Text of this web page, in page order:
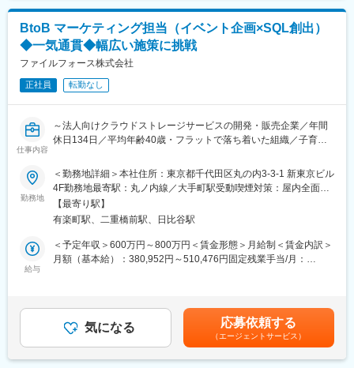
プログラミング専用パソコン「IchigoJam」
オープンデータ活用プラットフォーム「odp」
変更の範囲：会社の定める業務
・「妖怪ウォッチ」をはじめとして、「レイトン」「イナズマイ
レブン」「ダンボール戦機」「二ノ国」「ファンタジーライフ」
「スナックワールド」等のゲームソフトの企画／制作／販売およ
び、そこから生まれる様々なエンターテインメントビジネスを手
掛ける同社。それらのプロモーション及び商品企画に関わるのが
クロスメディアポジションのミッションです。
同ポジションで大切なことは、自社や作品の魅力を存分に語れる
ことです。経験も大事ですが、何よりゲームやエンターテインメ
ントコンテンツに興味がある方、同社作品や関連作品への興味関
心の高い方、熱意を持って取り組める方を求めています。
変更の範囲：会社の定める業務
表記です。
BtoB マーケティング担当（イベント企画×SQL創出）
◆一気通貫◆幅広い施策に挑戦
ファイルフォース株式会社
正社員 転勤なし
仕事内容
～法人向けクラウドストレージサービスの開発・販売企業／年間
休日134日／平均年齢40歳・フラットで落ち着いた組織／子育て
■業務内容
・オンライン、オフラインのイベント企画・運営（年に数回、地
方出張あり）
・マーケティング施策の企画・実行・効果測定・改善
・施策実行に伴う社内外関係者との調整、実行体制の構築
・MA・CRMなどを活用したリード管理やシナリオ設計
・展示会、イベント、ウェビナーの企画・運営（必須経験）
・SEO施策、オウンドメディアの運用
・サービスサイトの改善、コンテンツ企画・制作（ホワイトペー
勤務地
＜勤務地詳細＞本社住所：東京都千代田区丸の内3-3-1 新東京ビル
4F勤務地最寄駅：丸ノ内線／大手町駅受動喫煙対策：屋内全面禁
煙変更の範囲：会社の定める事業所（リモートワーク含む）
【最寄り駅】
有楽町駅、二重橋前駅、日比谷駅
給与
＜予定年収＞600万円～800万円＜賃金形態＞月給制＜賃金内訳＞
月額（基本給）：380,952円～510,476円固定残業手当/月：
でも目安の金額であり、選考を通じて上下する可能性がありま
す。月給(月額)は固定手当を含めた表記です。
気になる 応募依頼する
（エージェントサービス）